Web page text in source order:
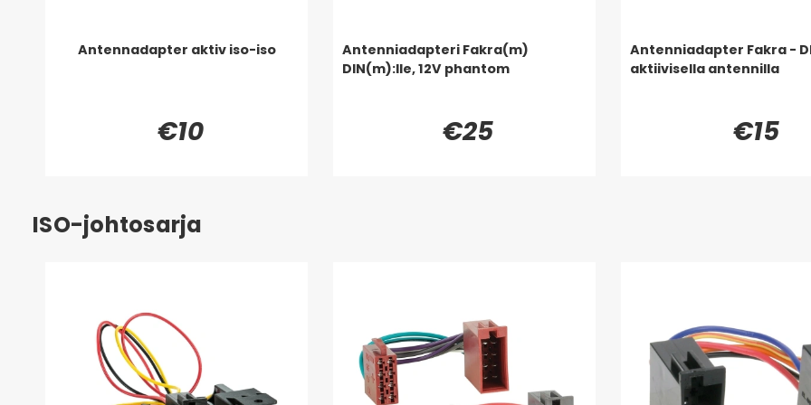
Antennadapter aktiv iso-iso
€10
Antenniadapteri Fakra(m)
DIN(m):lle, 12V phantom
€25
Antenniadapter Fakra -
aktiivisella antennilla
€15
ISO-johtosarja